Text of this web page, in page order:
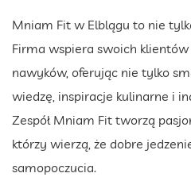
Mniam Fit w Elblągu to nie
Firma wspiera swoich
nawyków, oferując nie tylko
wiedzę, inspiracje kulinarne i
Zespół Mniam Fit tworzą
którzy wierzą, że dobre
samopoczucia.